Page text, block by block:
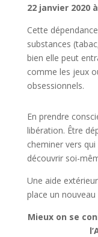
22 janvier 2020
Cette
substances
bien elle peut
comme les jeux
obsessionnels.
En prendre
libération. Être
cheminer vers
découvrir soi-
Une aide
place un
Mieux on se